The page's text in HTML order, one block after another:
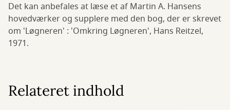
Det kan anbefales at læse et af Martin A. Hansens
hovedværker og supplere med den bog, der er skrevet
om 'Løgneren' : 'Omkring Løgneren', Hans Reitzel,
1971.
Relateret indhold